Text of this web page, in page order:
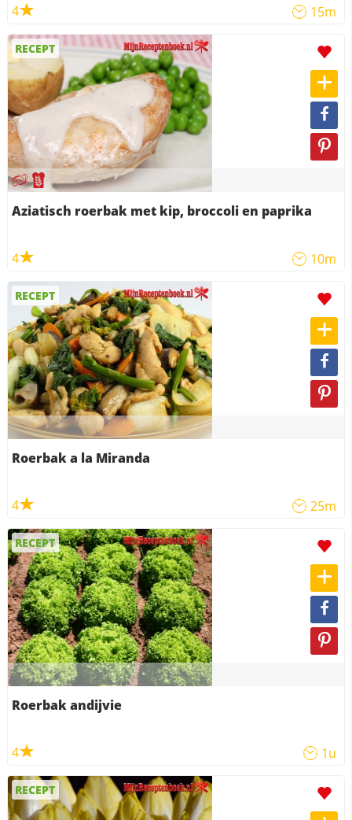
4 15m
RECEPT
Aziatisch roerbak met kip, broccoli en paprika
4 10m
RECEPT
Roerbak a la Miranda
4 25m
RECEPT
Roerbak andijvie
4 1u
RECEPT